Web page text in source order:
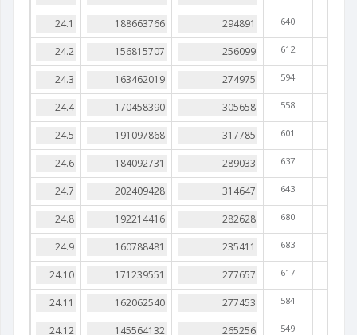
640
612
594
558
601
637
643
680
683
617
584
549